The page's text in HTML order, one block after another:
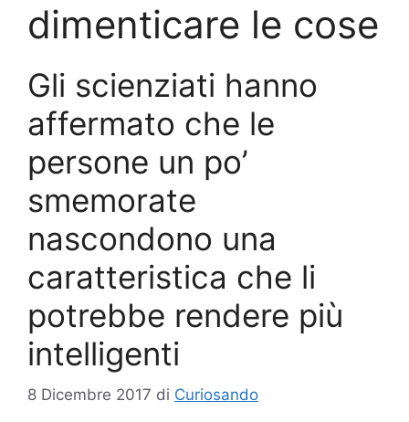
dimenticare le cose
Gli scienziati hanno
affermato che le
persone un po’
smemorate
nascondono una
caratteristica che li
potrebbe rendere più
intelligenti
8 Dicembre 2017 di Curiosando